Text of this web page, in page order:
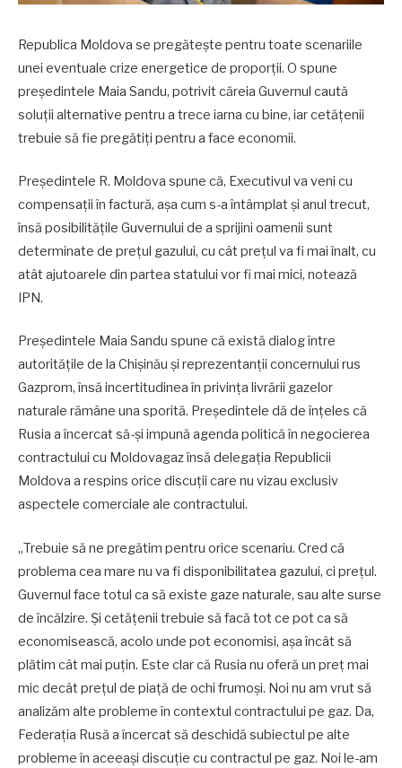
Republica Moldova se pregătește pentru toate scenariile
unei eventuale crize energetice de proporții. O spune
președintele Maia Sandu, potrivit căreia Guvernul caută
soluții alternative pentru a trece iarna cu bine, iar cetățenii
trebuie să fie pregătiți pentru a face economii.
Președintele R. Moldova spune că, Executivul va veni cu
compensații în factură, așa cum s-a întâmplat și anul trecut,
însă posibilitățile Guvernului de a sprijini oamenii sunt
determinate de prețul gazului, cu cât prețul va fi mai înalt, cu
atât ajutoarele din partea statului vor fi mai mici, notează
IPN.
Președintele Maia Sandu spune că există dialog între
autoritățile de la Chișinău și reprezentanții concernului rus
Gazprom, însă incertitudinea în privința livrării gazelor
naturale rămâne una sporită. Președintele dă de înțeles că
Rusia a încercat să-și impună agenda politică în negocierea
contractului cu Moldovagaz însă delegația Republicii
Moldova a respins orice discuții care nu vizau exclusiv
aspectele comerciale ale contractului.
„Trebuie să ne pregătim pentru orice scenariu. Cred că
problema cea mare nu va fi disponibilitatea gazului, ci prețul.
Guvernul face totul ca să existe gaze naturale, sau alte surse
de încălzire. Și cetățenii trebuie să facă tot ce pot ca să
economisească, acolo unde pot economisi, așa încât să
plătim cât mai puțin. Este clar că Rusia nu oferă un preț mai
mic decât prețul de piață de ochi frumoși. Noi nu am vrut să
analizăm alte probleme în contextul contractului pe gaz. Da,
Federația Rusă a încercat să deschidă subiectul pe alte
probleme în aceeași discuție cu contractul pe gaz. Noi le-am